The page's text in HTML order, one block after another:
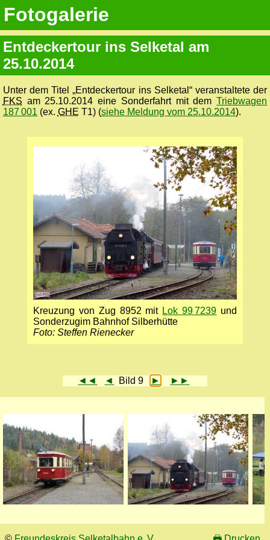
Fotogalerie
Entdeckertour ins Selketal am
25.10.2014
Unter dem Titel „Entdeckertour ins Selketal“ veranstaltete der
FKS am 25.10.2014 eine Sonderfahrt mit demTriebwagen
187 001 (ex. GHE T1) (siehe Meldung vom 25.10.2014).
Kreuzung von Zug 8952 mit Lok 99 7239 und
Sonderzugim Bahnhof Silberhütte
Foto: Steffen Rienecker
◄◄ ◄ Bild 9 ► ►►